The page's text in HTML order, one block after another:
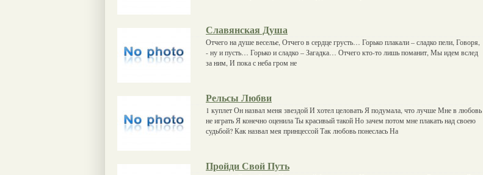
Славянская Душа
Отчего на душе веселье, Отчего в сердце грусть… Горько плакали – сладко пели, Говоря,
- ну и пусть… Горько и сладко – Загадка… Отчего кто-то лишь поманит, Мы идем вслед
за ним, И пока с неба гром не
Рельсы Любви
1 куплет Он назвал меня звездой И хотел целовать Я подумала, что лучше Мне в любовь
не играть Я конечно оценила Ты красивый такой Но зачем потом мне плакать над своею
судьбой? Как назвал мея принцессой Так любовь понеслась На
Пройди Свой Путь